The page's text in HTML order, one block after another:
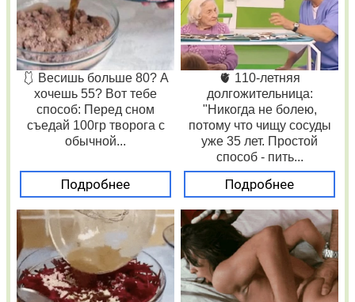
🩱 Весишь больше 80? А
хочешь 55? Вот тебе
способ: Перед сном
съедай 100гр творога с
обычной...
Подробнее
🫀 110-летняя
долгожительница:
"Никогда не болею,
потому что чищу сосуды
уже 35 лет. Простой
способ - пить...
Подробнее